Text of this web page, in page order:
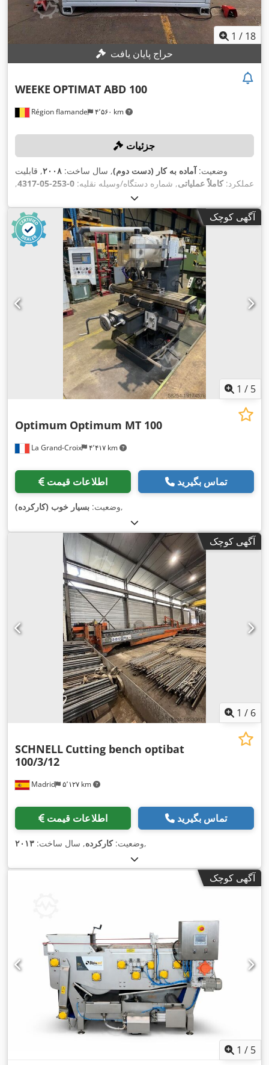
1 / 18
حراج پایان یافت
Région flamande ۴٬۵۶۰ km
WEEKE OPTIMAT ABD 100
جزئیات
وضعیت: آماده به کار (دست دوم), سال ساخت: ۲۰۰۸, قابلیت
عملکرد:کاملاً عملیاتی, شماره دستگاه/وسیله نقلیه: 0-253-05-4317
,
۶۰ میلی‌متر
۱٬۲۵۰ میلی‌متر
, حداکثر عرض قطعه کار:۸۰۰ میلی‌متر
, مدل کنترلر:
Powercontrol PC85T mit Woodwop software, آگهی کوچک
1 / 5
La Grand-Croix ۴٬۴۱۷ km
Optimum Optimum MT 100
اطلاعات قیمت تماس بگیرید
وضعیت: بسیار خوب (کارکرده) ,
آگهی کوچک
1 / 6
Madrid ۵٬۱۲۷ km
SCHNELL Cutting bench optibat
100/3/12
اطلاعات قیمت تماس بگیرید
وضعیت:کارکرده, سال ساخت: ۲۰۱۳ ,
آگهی کوچک
1 / 5